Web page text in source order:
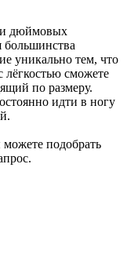
дюймовых
большинства
уникально тем, что
сможете
по размеру.
идти в ногу
подобрать